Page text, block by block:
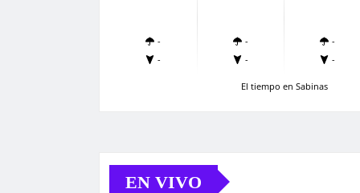
-
-
-
-
-
-
El tiempo en Sabinas
EN VIVO